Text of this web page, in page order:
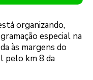
organizando,
especial na
às margens do
pelo km 8 da